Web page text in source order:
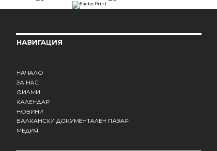
НАВИГАЦИЯ
НАЧАЛО
ЗА НАС
ФИЛМИ
КАЛЕНДАР
НОВИНИ
БАЛКАНСКИ ДОКУМЕНТАЛЕН ПАЗАР
МЕДИЯ